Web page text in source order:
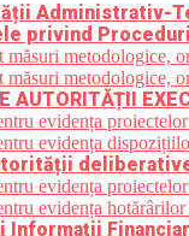
Administrativ-
privind
măsuri metodologice,
măsuri metodologice,
AUTORITĂȚII
evidența
evidența
evidența
evidența
Informații